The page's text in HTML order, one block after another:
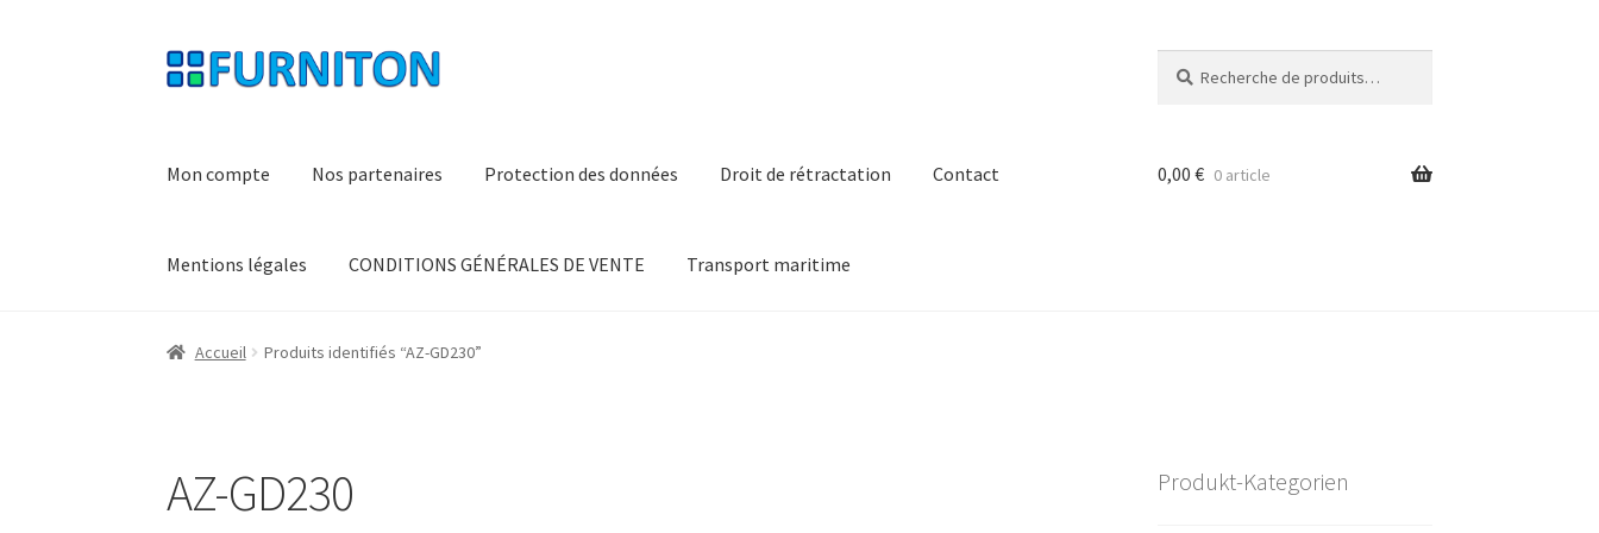
Aller
à
Aller
au
pour :
Mon compte Nos partenaires Protection des données Droit de rétractation Contact
Mentions légales CONDITIONS GÉNÉRALES DE VENTE Transport maritime
0,00 € 0 article
Accueil Produits identifiés “AZ-GD230”
AZ-GD230 Produkt-Kategorien